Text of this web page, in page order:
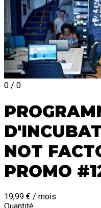
0 / 0
NOT
PROMO
19,99 € / mois